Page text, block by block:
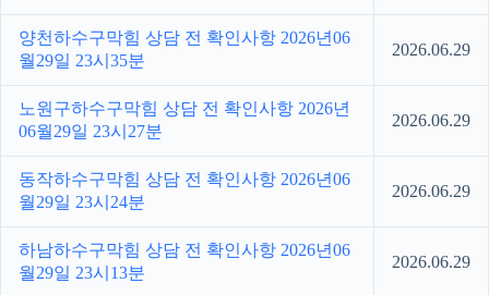
양천하수구막힘 상담 전 확인사항 2026년06
월29일 23시35분
2026.06.29
노원구하수구막힘 상담 전 확인사항 2026년
06월29일 23시27분
2026.06.29
동작하수구막힘 상담 전 확인사항 2026년06
월29일 23시24분
2026.06.29
하남하수구막힘 상담 전 확인사항 2026년06
월29일 23시13분
2026.06.29